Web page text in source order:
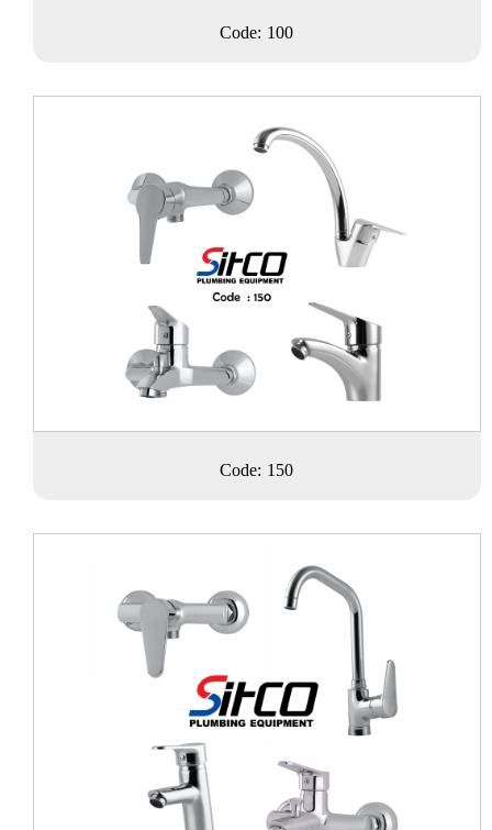
Code: 100
Code: 150